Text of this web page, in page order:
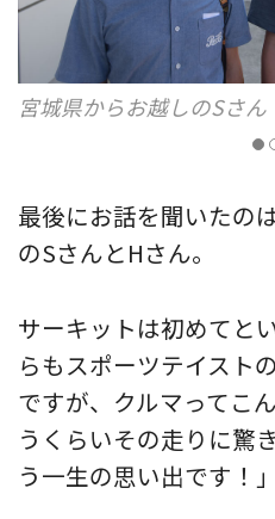
宮城県からお越しのSさん
最後にお話を聞いたの
のSさんとHさん。
サーキットは初めてと
らもスポーツテイスト
ですが、クルマってこ
うくらいその走りに
う一生の思い出です！